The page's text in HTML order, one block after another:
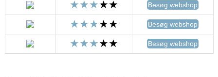
Besøg webshop
Besøg webshop
Besøg webshop